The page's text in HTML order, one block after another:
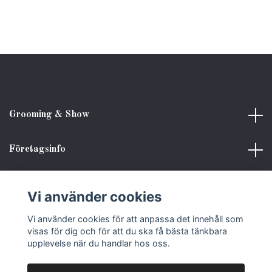
Grooming & Show
Företagsinfo
Sociala medier
Vi använder cookies
Vi använder cookies för att anpassa det innehåll som
visas för dig och för att du ska få bästa tänkbara
upplevelse när du handlar hos oss.